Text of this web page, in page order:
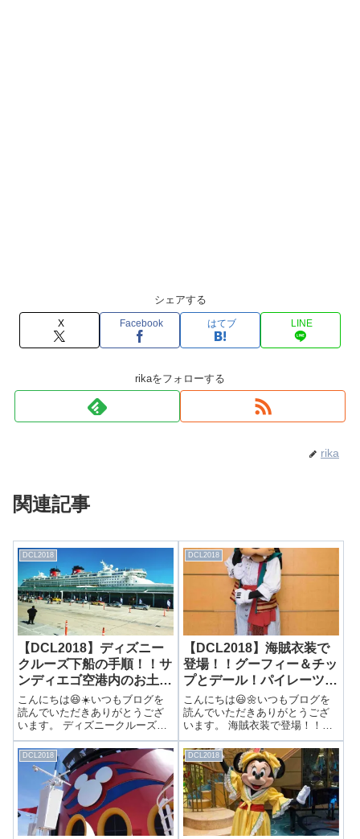
シェアする
X Facebook はてブ LINE
rikaをフォローする
rika
関連記事
DCL2018
【DCL2018】ディズニー
クルーズ下船の手順！！サ
ンディエゴ空港内のお土産
ショップも紹介！
こんにちは😆☀️いつもブログを
読んでいただきありがとうござ
います。 ディズニークルーズ下
船の手順！！サンディエゴ空港
内のお土産ショップも紹介！ 9時
までに下船！！！６日目の朝は
下船です😢朝食は最後のローテ
ーションダイニングと同じレス
トランを...
DCL2018
【DCL2018】海賊衣装で
登場！！グーフィー＆チッ
プとデール！パイレーツナ
イトならではのあいつら
も…
こんにちは😃🌼いつもブログを
読んでいただきありがとうござ
います。 海賊衣装で登場！！グ
ーフィー＆チップとデール！パ
イレーツナイトならではのあい
つらも…カッコいい海賊グーフ
ィー！！３日目の夜はパイレー
ツナイト☠️🔥ということで…キ
ャラクターた...
DCL2018 DCL2018